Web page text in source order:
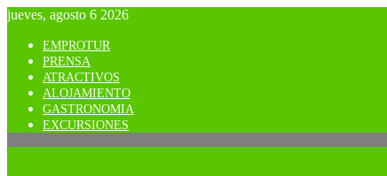
jueves, agosto 6 2026
EMPROTUR
PRENSA
ATRACTIVOS
ALOJAMIENTO
GASTRONOMIA
EXCURSIONES